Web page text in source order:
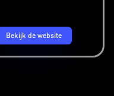
Bekijk de website